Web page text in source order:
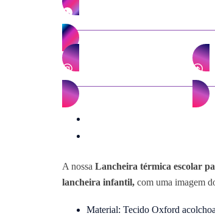
PERSONALIZE PELO WHATSAPP
PERSONALIZE POR EMAIL
A nossa Lancheira térmica escolar
lancheira infantil, com uma imagem
Material: Tecido Oxford